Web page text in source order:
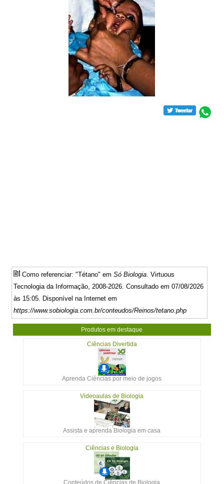
Como referenciar: "Tétano" emSó Biologia . Virtuous
Tecnologia da Informação, 2008-2026. Consultado em 07/08/2026
às 15:05. Disponível na Internet em
https://www.sobiologia.com.br/conteudos/Reinos/tetano.php
Produtos em destaque
Ciências Divertida
Aprenda Ciências por meio de jogos
Videoaulas de Biologia
Assista e aprenda Biologia em casa
Ciências e Biologia
Conteúdos de Ciências de Biologia